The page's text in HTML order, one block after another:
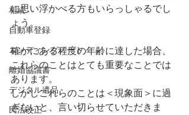
相続
自動車登録
エンディングノート
離婚協議書
デジタル遺品
民法改正
に思い浮かべる方もいらっしゃるでし
ょう。
確かにある程度の年齢に達した場合、
これらのことはとても重要なことでは
あります。
しかしこれらのことは＜現象面＞に過
ぎないと、言い切らせていただきま